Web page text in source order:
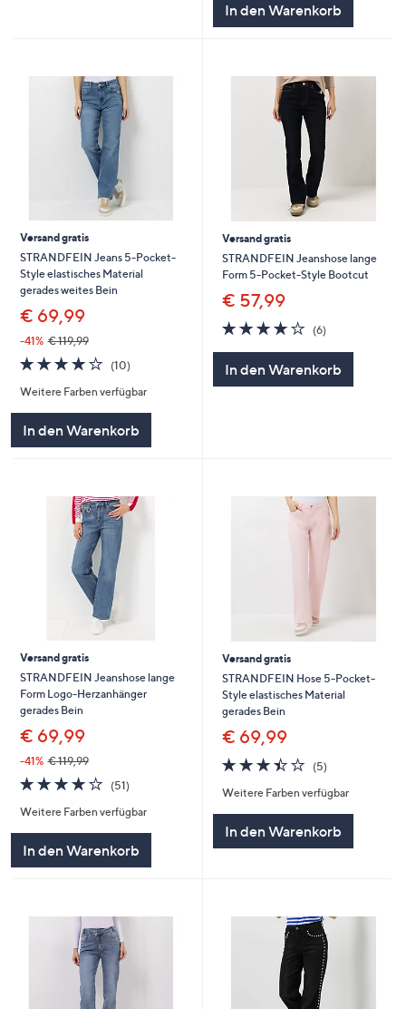
In den Warenkorb
Versand gratis
STRANDFEIN Jeans 5-Pocket-
Style elastisches Material
gerades weites Bein
€ 69,99
-41% € 119,99
4.2
von
5
(10)10
Weitere Farben verfügbar
In den Warenkorb
Versand gratis
STRANDFEIN Jeanshose lange
Form 5-Pocket-Style Bootcut
€ 57,99
4.2
von
(6)6
In den Warenkorb
Versand gratis
STRANDFEIN Jeanshose lange
Form Logo-Herzanhänger
gerades Bein
€ 69,99
-41% € 119,99
4.1
von
5
(51)51
Weitere Farben verfügbar
In den Warenkorb
Versand gratis
STRANDFEIN Hose 5-Pocket-
Style elastisches Material
gerades Bein
€ 69,99
3.4
von
5
(5)5
Weitere Farben verfügbar
In den Warenkorb